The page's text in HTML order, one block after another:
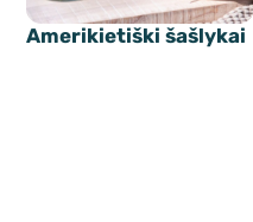
Amerikietiški šašlykai